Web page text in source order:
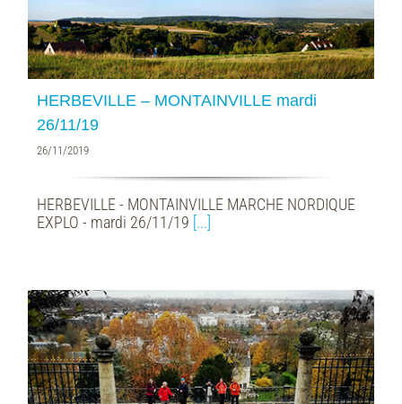
HERBEVILLE – MONTAINVILLE mardi
26/11/19
26/11/2019
HERBEVILLE - MONTAINVILLE MARCHE NORDIQUE
EXPLO - mardi 26/11/19 [...]